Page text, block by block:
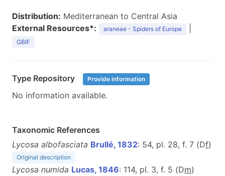
Distribution: Mediterranean to Central Asia
External Resources*:
araneae - Spiders of Europe
GBIF
Type Repository Provide information
No information available.
Taxonomic References
Lycosa albofasciata Brullé, 1832: 54, pl. 28, f. 7 (Df)
Original description
Lycosa numida Lucas, 1846: 114, pl. 3, f. 5 (Dm)